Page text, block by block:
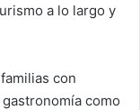
a lo largo y
con
como